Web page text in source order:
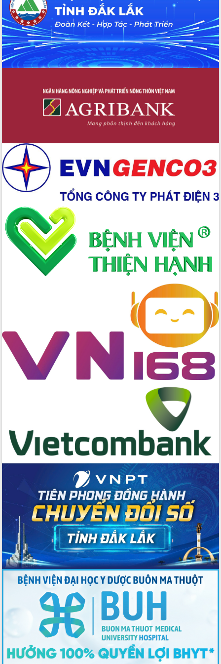
Nâng cao trách nhiệm người đứng
đầu, phát huy tinh thần chủ động,
sáng tạo để đảm bảo tiến độ giải ngân
vốn đầu tư công năm 2025
Sở Công Thương đột phá số hóa 100%
thủ tục trực tuyến lấy sự hài lòng của
doanh nghiệp làm thước đo phục vụ
đúng tiến độ, quy trình theo luật định
Ban Tuyên giáo và Dân vận Trung ương
tập huấn công tác khoa giáo năm 2025
Đắk Lắk hưởng ứng Ngày Pháp luật
thể, cá nhân tiêu biểu
Hội nghị lần thứ nhất Ban Chỉ đạo
công tác bầu cử tỉnh Đắk Lắk
Hội nghị UBND tỉnh thường kỳ tháng
10 năm 2025
Kỳ họp chuyên đề lần thứ Ba, HĐND
tỉnh khóa X
Bí thư Tỉnh ủy Lương Nguyễn Minh
Triết kiểm tra việc thực hiện chống
khai thác IUU
Hội thảo chuyên đề “Hành trình xuất
khẩu nông sản Việt Nam qua thương
mại điện tử cùng Amazon”
Lắk nhiệm kỳ 2025 – 2030
Tập trung triển khai các giải pháp sản
xuất nông nghiệp bền vững, phát thải
thấp
Tọa đàm kỷ niệm 95 năm Ngày thành
Tập trung phát triển khoa học công
nghệ, đổi mới sáng tạo và chuyển đổi
số lĩnh vực nông nghiệp và môi trường
“Hồ sơ phi địa giới – Bước tiến mới
trong cải cách hành chính”
Phó Chủ tịch UBND tỉnh Nguyễn Thiên
Văn kiểm tra công tác chống khai thác
IUU và nuôi trồng thủy sản
Tăng cường các giải pháp nhằm phát
triển hiệu quả khoa học, công nghệ,
đổi mới sáng tạo và chuyển đổi số
Tỉnh Đắk Lắk hiện đại hóa y tế từ bệnh
án điện tử
Tập huấn công tác đối ngoại và tuyên
truyền quản lý biên giới, biển đảo
Nhiều cách làm hay trong chuyển đổi
số vì người dân
Quyết tâm phấn đấu hoàn thành thắng
lợi các mục tiêu, nhiệm vụ Nghị quyết
Đại hội đại biểu Đảng bộ tỉnh Đắk Lắk
nhiệm kỳ 2025-2030
Khai mạc trọng thể Đại hội đại biểu